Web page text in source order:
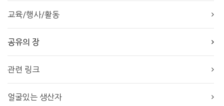
교육/행사/활동
공유의 장
관련 링크
얼굴있는 생산자